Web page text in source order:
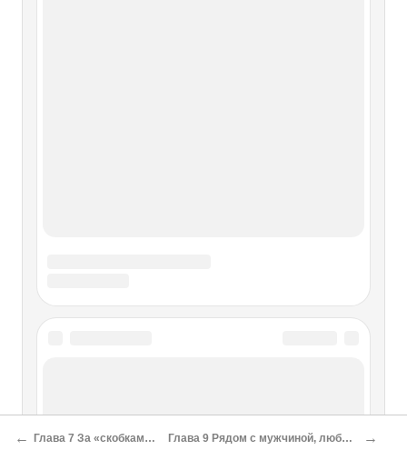
Глава VII. Корабль! Глава VIII. Назад к цивилизации
Глава IX. Успехи колонизации Глава X. Мельбурн
строится Глава XI. На земле Ван Димена Уильям Бакли
в Сестрорецке, – шедевр пленэрной живописи
← Глава 7 За «скобками» Б. Блие Глава 9 Рядом с мужчиной, любившим женщин →